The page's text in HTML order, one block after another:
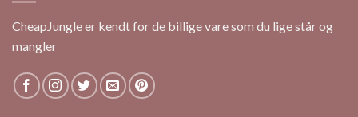
CheapJungle er kendt for de billige vare som du lige står og
mangler